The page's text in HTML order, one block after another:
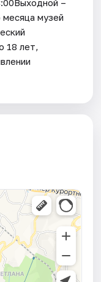
–
музей
18 лет,